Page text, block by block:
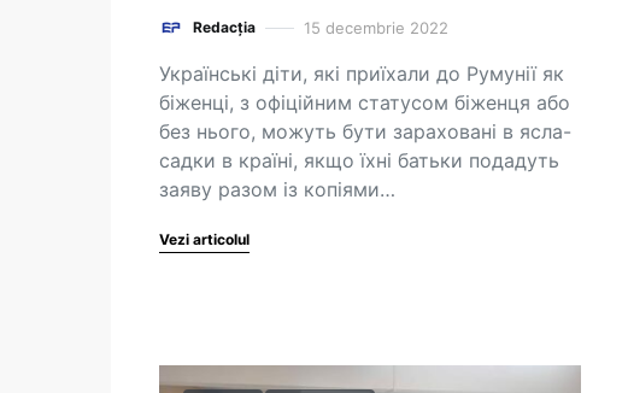
Redacția 15 decembrie 2022
Українські діти, які приїхали до Румунії як
біженці, з офіційним статусом біженця або
без нього, можуть бути зараховані в ясла-
садки в країні, якщо їхні батьки подадуть
заяву разом із копіями…
Vezi articolul